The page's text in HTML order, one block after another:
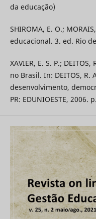
da educação)
SHIROMA, E. O.;
educacional. 3. ed. Rio
XAVIER, E. S. P.;
no Brasil. In: DEITOS, R.
desenvolvimento,
PR: EDUNIOESTE, 2006.